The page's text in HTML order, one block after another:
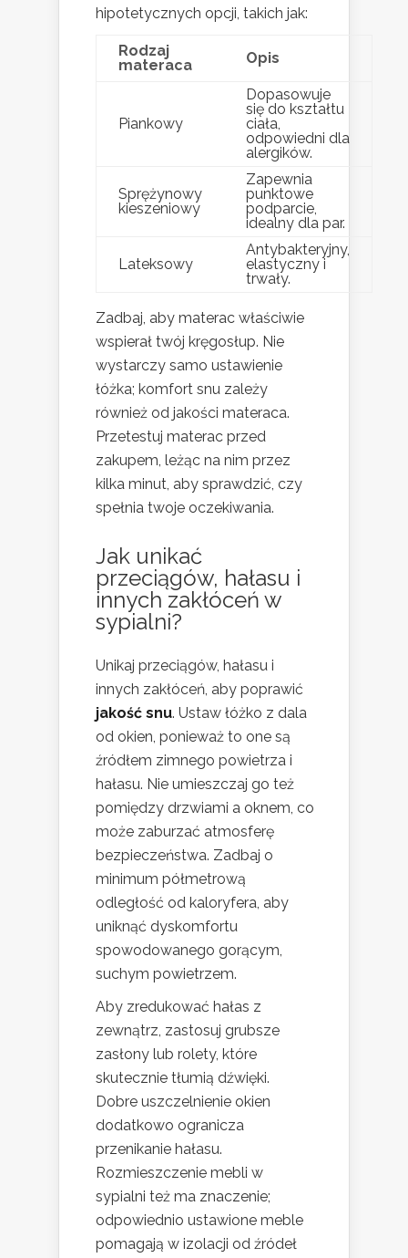
hipotetycznych opcji, takich jak:
Rodzaj
materaca
Opis
Piankowy
Dopasowuje
się do kształtu
ciała,
odpowiedni dla
alergików.
Sprężynowy
kieszeniowy
Zapewnia
punktowe
podparcie,
idealny dla par.
Lateksowy
Antybakteryjny,
elastyczny i
trwały.
Zadbaj, aby materac właściwie
wspierał twój kręgosłup. Nie
wystarczy samo ustawienie
łóżka; komfort snu zależy
również od jakości materaca.
Przetestuj materac przed
zakupem, leżąc na nim przez
kilka minut, aby sprawdzić, czy
spełnia twoje oczekiwania.
Jak unikać
przeciągów, hałasu i
innych zakłóceń w
sypialni?
Unikaj przeciągów, hałasu i
innych zakłóceń, aby poprawić
jakość snu. Ustaw łóżko z dala
od okien, ponieważ to one są
źródłem zimnego powietrza i
hałasu. Nie umieszczaj go też
pomiędzy drzwiami a oknem, co
może zaburzać atmosferę
bezpieczeństwa. Zadbaj o
minimum półmetrową
odległość od kaloryfera, aby
uniknąć dyskomfortu
spowodowanego gorącym,
suchym powietrzem.
Aby zredukować hałas z
zewnątrz, zastosuj grubsze
zasłony lub rolety, które
skutecznie tłumią dźwięki.
Dobre uszczelnienie okien
dodatkowo ogranicza
przenikanie hałasu.
Rozmieszczenie mebli w
sypialni też ma znaczenie;
odpowiednio ustawione meble
pomagają w izolacji od źródeł